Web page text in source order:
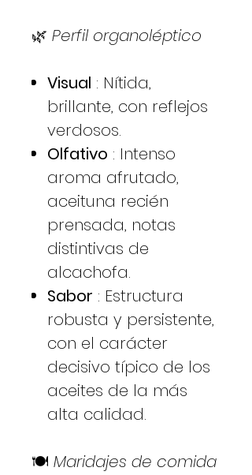
🌿 Perfil organoléptico
Visual : Nítida,
brillante, con reflejos
verdosos.
Olfativo : Intenso
aroma afrutado,
aceituna recién
prensada, notas
distintivas de
alcachofa.
Sabor : Estructura
robusta y persistente,
con el carácter
decisivo típico de los
aceites de la más
alta calidad.
🍽️ Maridajes de comida